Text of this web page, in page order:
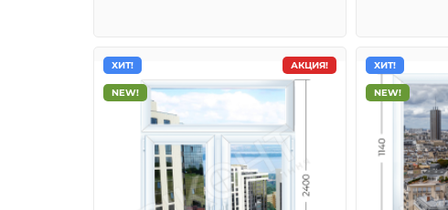
АКЦИЯ!
ХИТ!
NEW!
ХИТ!
NEW!